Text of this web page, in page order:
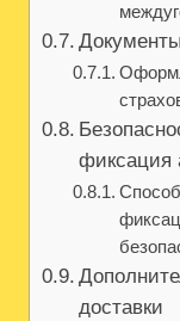
фиксация
доставки